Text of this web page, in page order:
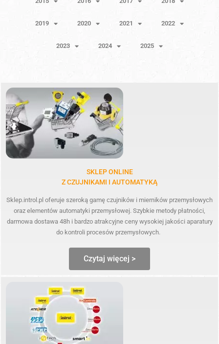
2019 2020 2021 2022
2023 2024 2025
SKLEP ONLINE
Z CZUJNIKAMI I AUTOMATYKĄ
Sklep.introl.pl oferuje szeroką gamę czujników i mierników przemysłowych
oraz elementów automatyki przemysłowej. Szybkie metody płatności,
darmowa dostawa 48h i bardzo atrakcyjne ceny wysokiej jakości aparatury
do kontroli procesów przemysłowych.
Czytaj więcej >